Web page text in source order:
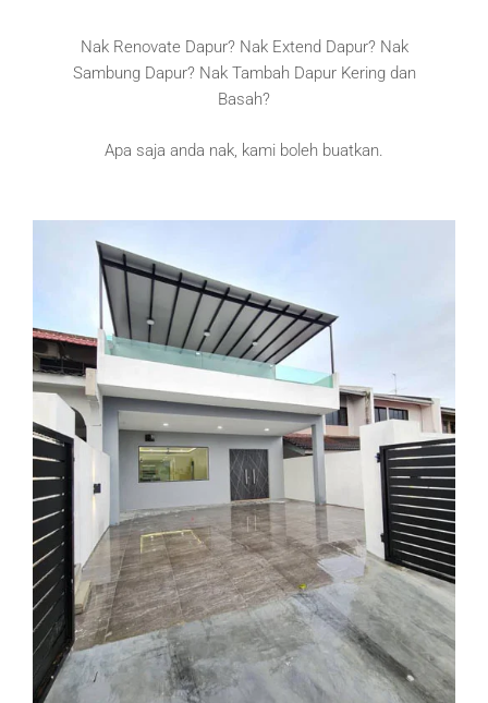
Nak Renovate Dapur? Nak Extend Dapur? Nak
Sambung Dapur? Nak Tambah Dapur Kering dan
Basah?
Apa saja anda nak, kami boleh buatkan.